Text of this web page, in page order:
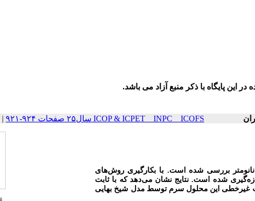
در این پایگاه با ذکر منبع آزاد می باشد.
ICOP & ICPET _ INPC _ ICOFS سال۲۵ صفحات ۹۲۴-۹۲۱ |
حاضر پارامتر‌های اپتیکی غیرخطی سرم خون توسط یک لیزر موج پیوسته با طول موج ۵۳۲ نانومتر بررسی شده است. با بکارگیری روش‌‌های
شده است. نتایج نشان می‌دهد که با ثابت
غیرخطی این محلول سرم توسط مدل شیخ بهایی